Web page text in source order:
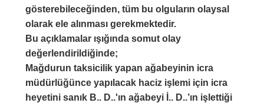
gösterebileceğinden, tüm bu olguların olaysal
olarak ele alınması gerekmektedir.
Bu açıklamalar ışığında somut olay
değerlendirildiğinde;
Mağdurun taksicilik yapan ağabeyinin icra
müdürlüğünce yapılacak haciz işlemi için icra
heyetini sanık B.. D..'ın ağabeyi İ.. D..’ın işlettiği